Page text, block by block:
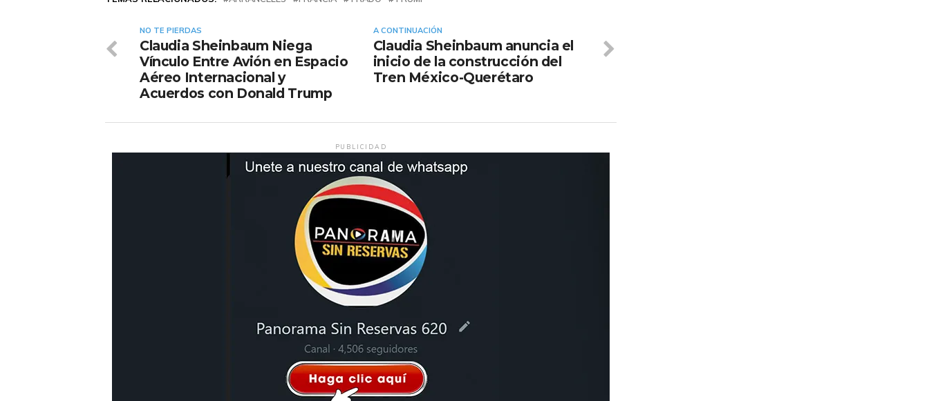
A CONTINUACIÓN
Claudia Sheinbaum anuncia el
inicio de la construcción del
Tren México-Querétaro
NO TE PIERDAS
Claudia Sheinbaum Niega
Vínculo Entre Avión en Espacio
Aéreo Internacional y
Acuerdos con Donald Trump
PUBLICIDAD